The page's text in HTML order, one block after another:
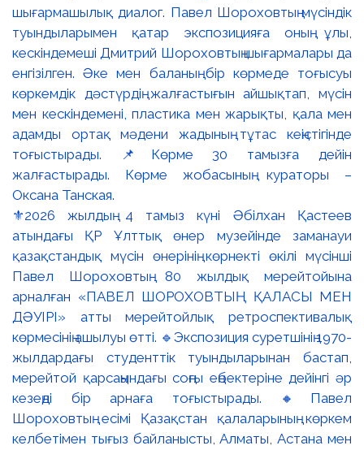
⚜️2026 жылдың 4 тамыз күні Әбілхан Қастеев
атындағы ҚР Ұлттық өнер музейінде заманауи
қазақстандық мүсін өнерінің көрнекті өкілі мүсінші
Павел Шороховтың 80 жылдық мерейтойына
арналған «ПАВЕЛ ШОРОХОВТЫҢ ҚАЛАСЫ МЕН
ДӘУІРІ» атты мерейтойлық ретроспективалық
көрмесінің ашылуы өтті. 🔹Экспозиция суретшінің 1970-
жылдардағы студенттік туындыларынан бастап,
мерейтой қарсаңындағы соңғы еңбектеріне дейінгі әр
кезеңді бір арнаға тоғыстырады. 🔸Павел
Шороховтың есімі Қазақстан қалаларының көркем
келбетімен тығыз байланысты, Алматы, Астана мен